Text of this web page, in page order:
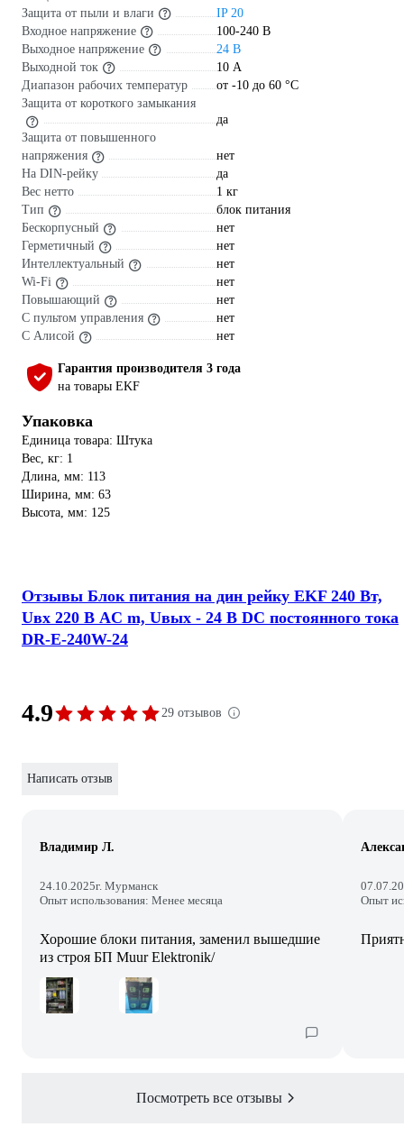
Защита от пыли и влаги
IP 20
Входное напряжение
100-240 В
Выходное напряжение
24 В
Выходной ток
10 А
Диапазон рабочих температур
от -10 до 60 °С
Защита от короткого замыкания
да
Защита от повышенного
напряжения
нет
На DIN-рейку
да
Вес нетто
1 кг
Тип
блок питания
Бескорпусный
нет
Герметичный
нет
Интеллектуальный
нет
Wi-Fi
нет
Повышающий
нет
С пультом управления
нет
С Алисой
нет
Гарантия производителя 3 года
на товары EKF
Упаковка
Единица товара: Штука
Вес, кг: 1
Длина, мм: 113
Ширина, мм: 63
Высота, мм: 125
Отзывы Блок питания на дин рейку EKF 240 Вт,
Uвх 220 В AC m, Uвых - 24 В DC постоянного тока
DR-E-240W-24
4.9 29 отзывов
Написать отзыв
Владимир Л.
24.10.2025г. Мурманск
Опыт использования: Менее месяца
Хорошие блоки питания, заменил вышедшие
из строя БП Muur Elektronik/
Опыт
Посмотреть все отзывы